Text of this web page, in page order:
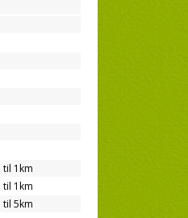
til 1km
til 1km
til 5km